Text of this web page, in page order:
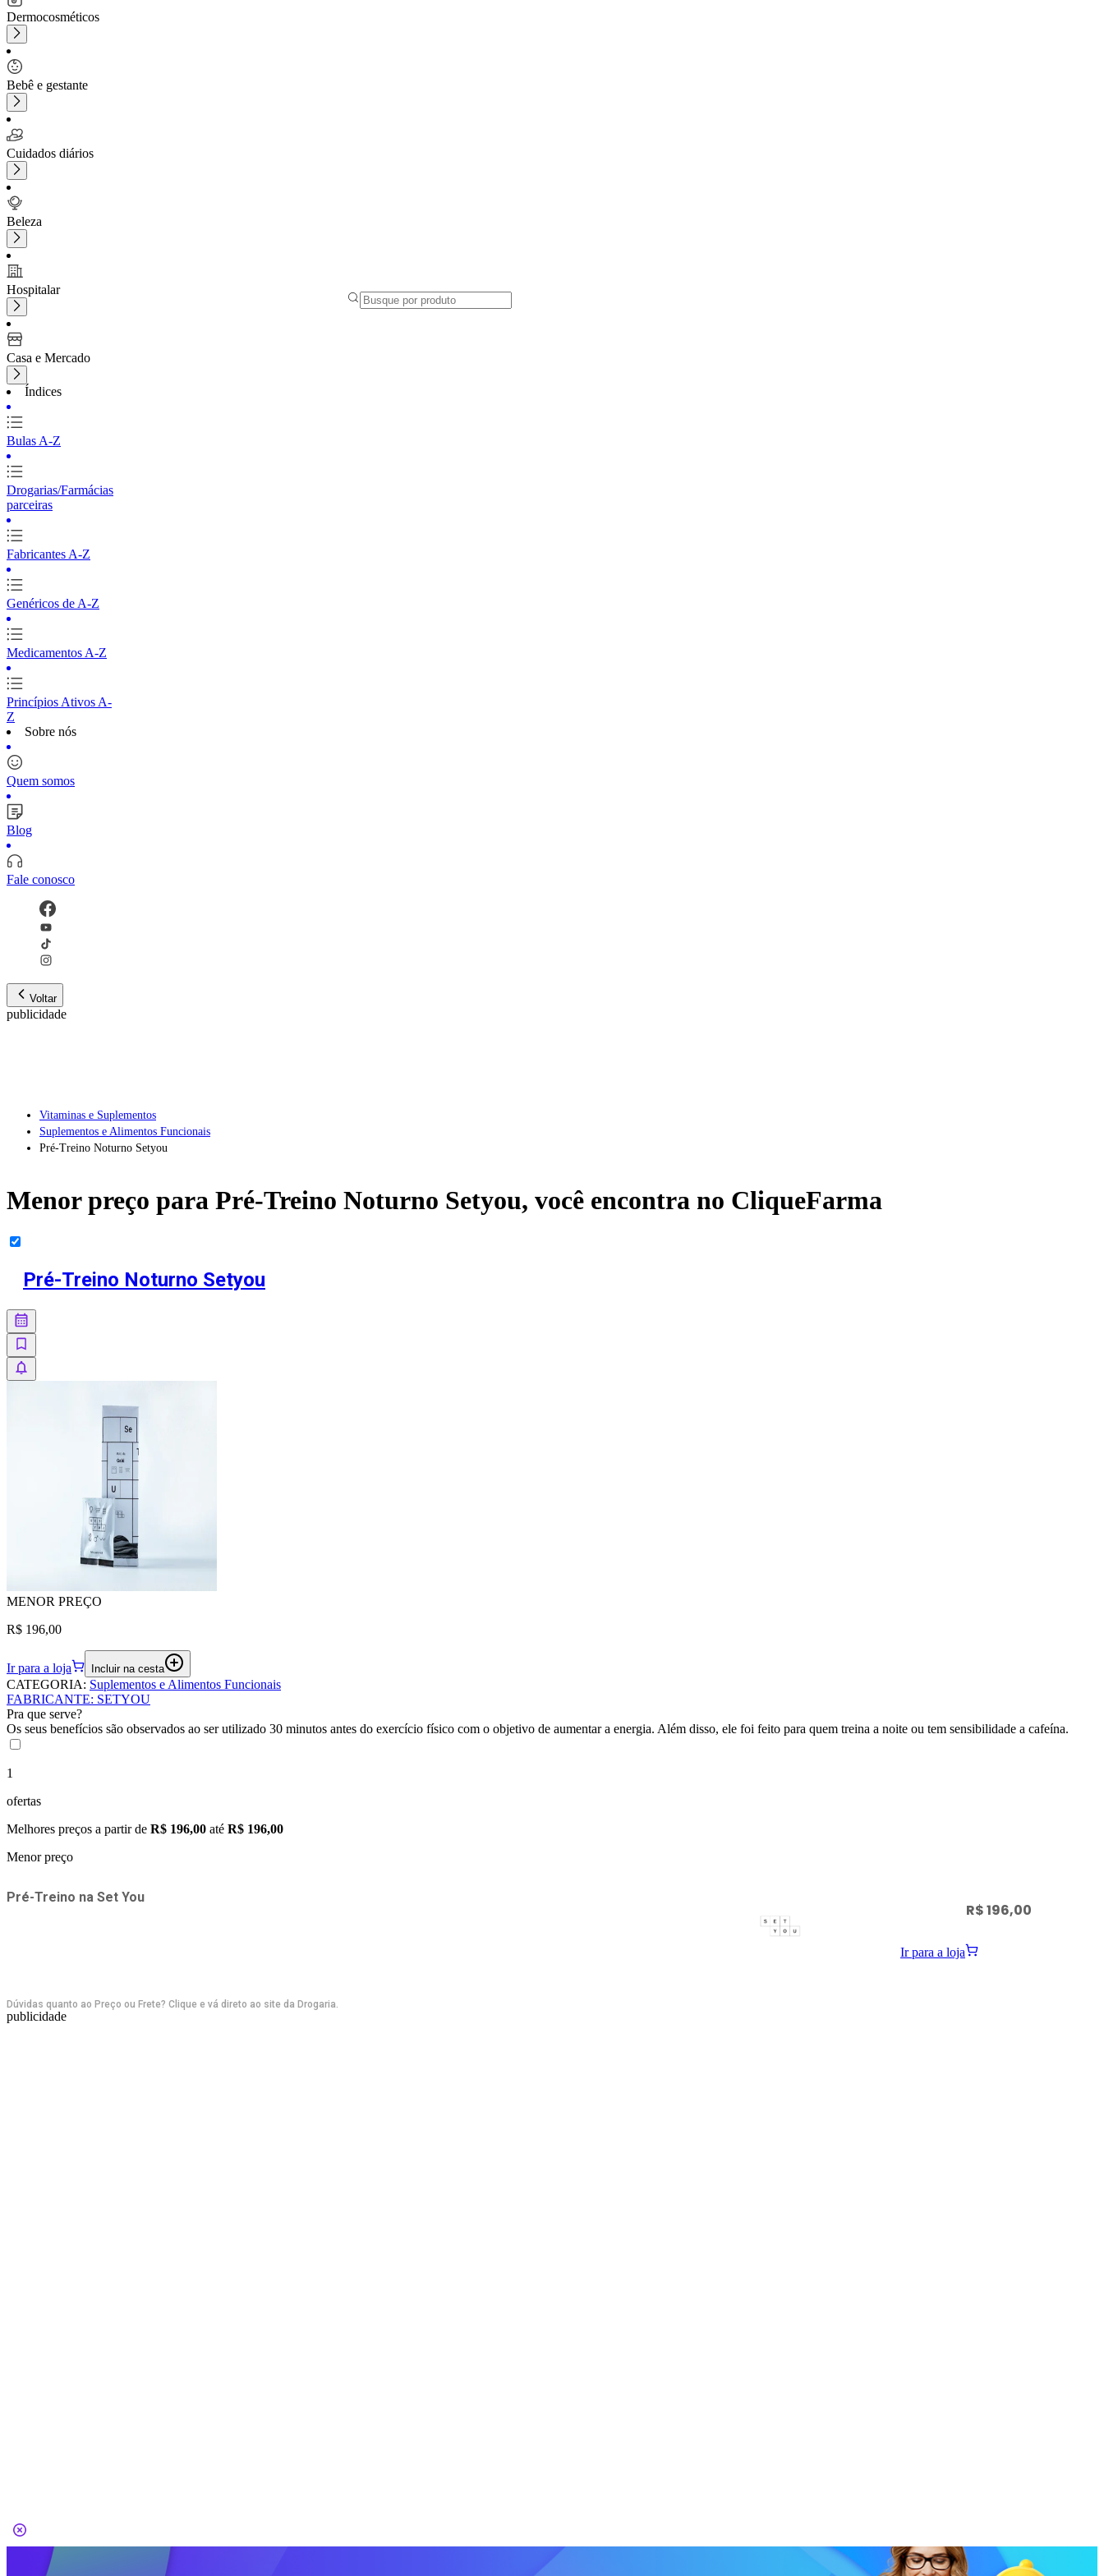
Dermocosméticos
Bebê e gestante
Cuidados diários
Beleza
Hospitalar
Casa e Mercado
Índices
Bulas A-Z
Drogarias/Farmácias
parceiras
Fabricantes A-Z
Genéricos de A-Z
Medicamentos A-Z
Princípios Ativos A-
Z
Sobre nós
Quem somos
Blog
Fale conosco
Voltar
publicidade
Vitaminas e Suplementos
Suplementos e Alimentos Funcionais
Pré-Treino Noturno Setyou
Menor preço para Pré-Treino Noturno Setyou, você encontra no CliqueFarma
Pré-Treino Noturno Setyou
MENOR PREÇO
R$ 196,00
Ir para a loja Incluir na cesta
CATEGORIA: Suplementos e Alimentos Funcionais
FABRICANTE: SETYOU
Pra que serve?
Os seus benefícios são observados ao ser utilizado 30 minutos antes do exercício físico com o objetivo de aumentar a energia. Além disso, ele foi feito para quem treina a noite ou tem sensibilidade a cafeína.
1
ofertas
Melhores preços a partir de R$ 196,00 até R$ 196,00
Menor preço
Pré-Treino na Set You
Dúvidas quanto ao Preço ou Frete? Clique e vá direto ao site da Drogaria.
R$ 196,00
Ir para a loja
publicidade